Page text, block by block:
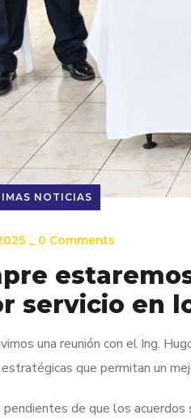
NOTICIAS
_ 0 Comments
servicio en
una reunión con el Ing.
que permitan un
de que los acuerdos